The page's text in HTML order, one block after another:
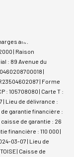
annuelles sont de
| Raison
: 89 Avenue du
|
| Forme
: 105708080 | Carte T :
| Lieu de délivrance :
garantie financière :
caisse de garantie : 26
financière : 110 000 |
03-07 | Lieu de
| Caisse de